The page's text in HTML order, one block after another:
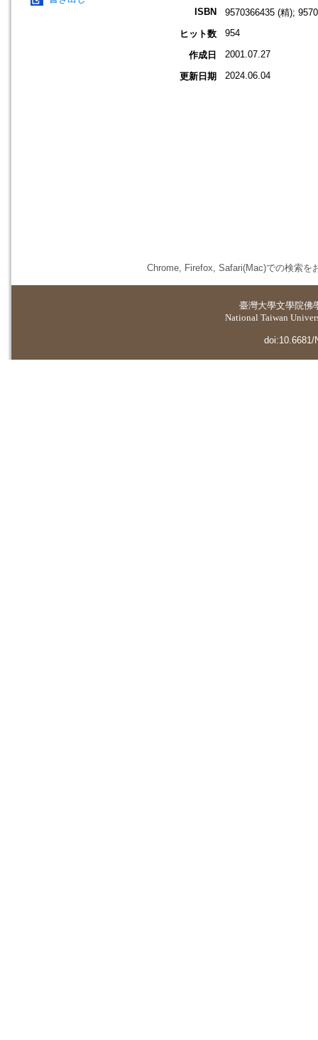
ISBN
9570366435 (精);
ヒット数
954
作成日 2001.07.27
更新日期 2024.06.04
Chrome, Firefox, Safari(Mac)での検索を
臺灣大學文學院佛
National Taiwan
doi:10.6681/